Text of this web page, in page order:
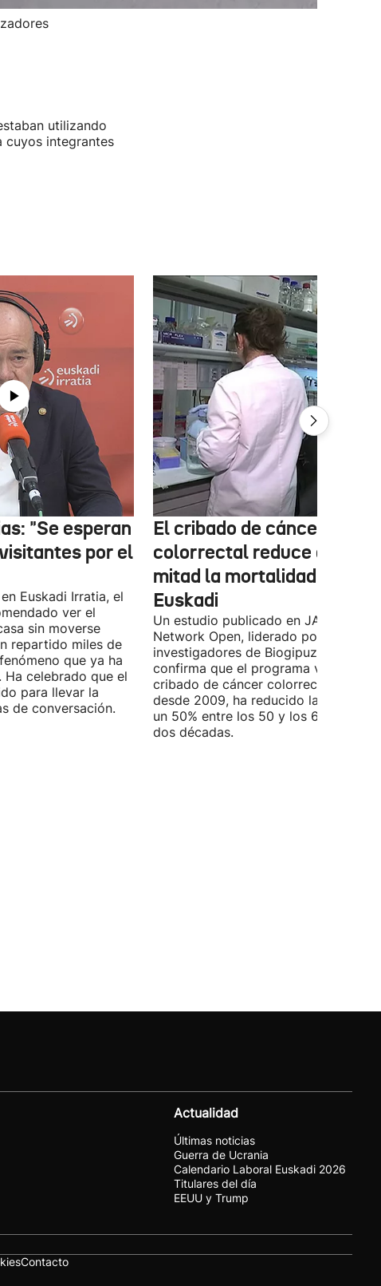
utilizando
cuyos integrantes
"Se esperan
por el
Euskadi Irratia, el
ver el
sin moverse
repartido miles de
que ya ha
celebrado que el
para llevar la
de conversación.
El cribado de cáncer
colorrectal reduce a la
mitad la mortalidad en
Euskadi
Un estudio publicado en JAMA
Network Open, liderado por
investigadores de Biogipuzkoa y
confirma que el programa vasco de
cribado de cáncer colorrectal, activo
desde 2009, ha reducido la
un 50% entre los 50 y los 69 años en
dos décadas.
Actualidad
Últimas noticias
Guerra de Ucrania
Calendario Laboral Euskadi 2026
Titulares del día
EEUU y Trump
Contacto